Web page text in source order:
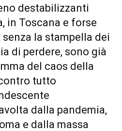
destabilizzanti
in Toscana e forse
senza la stampella dei
di perdere, sono già
del caos della
tutto
dalla pandemia,
e dalla massa